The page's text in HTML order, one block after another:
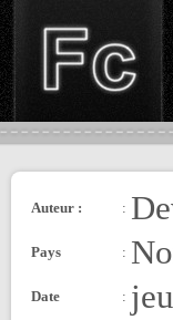
Auteur : :
Pays :
Date :